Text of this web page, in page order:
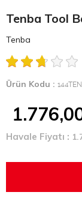
Tenba Tool
Tenba
Ürün Kodu :
Havale Fiyatı :